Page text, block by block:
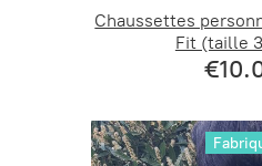
Chaussettes
Fit (taille